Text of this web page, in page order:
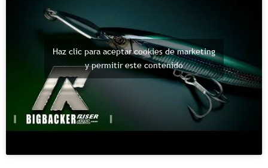
Haz clic para aceptar cookies de marketing
y permitir este contenido